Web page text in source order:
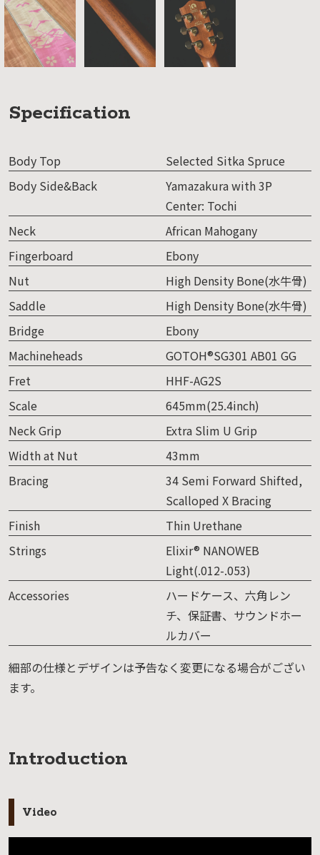
Specification
Body Top
Selected Sitka Spruce
Body Side&Back
Yamazakura with 3P
Center: Tochi
Neck
African Mahogany
Fingerboard
Ebony
Nut
High Density Bone(水牛骨)
Saddle
High Density Bone(水牛骨)
Bridge
Ebony
Machineheads
GOTOH®SG301 AB01 GG
Fret
HHF-AG2S
Scale
645mm(25.4inch)
Neck Grip
Extra Slim U Grip
Width at Nut
43mm
Bracing
34 Semi Forward Shifted,
Scalloped X Bracing
Finish
Thin Urethane
Strings
Elixir® NANOWEB
Light(.012-.053)
Accessories
ハードケース、六角レン
チ、保証書、サウンドホー
ルカバー
細部の仕様とデザインは予告なく変更になる場合がござい
ます。
Introduction
Video